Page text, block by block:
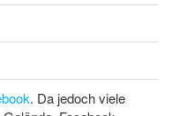
. Da jedoch viele